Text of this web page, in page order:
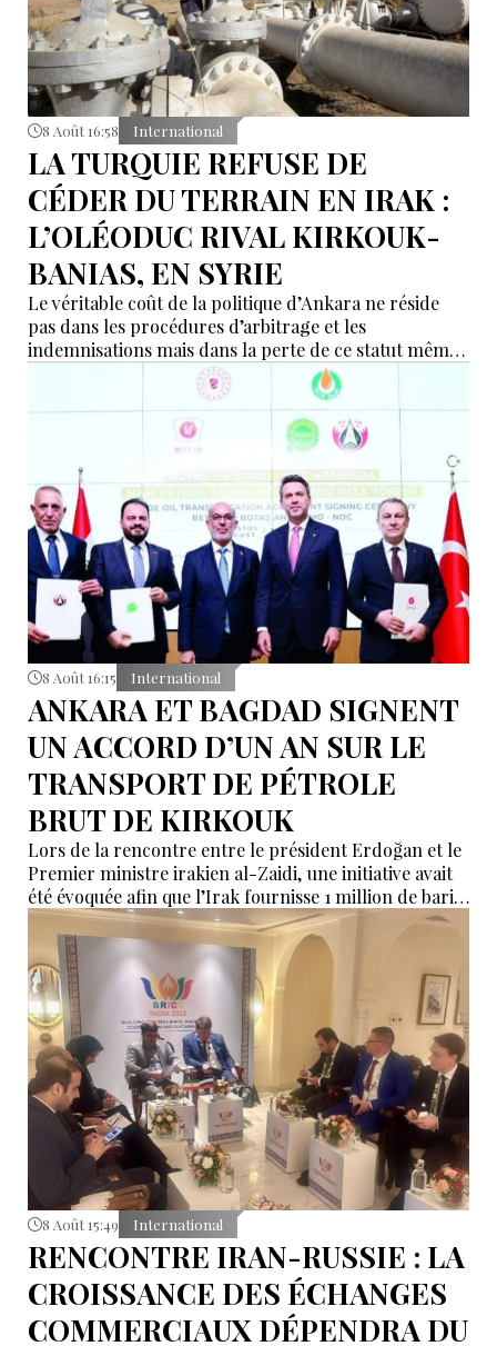
8 Août 16:58 International
LA TURQUIE REFUSE DE
CÉDER DU TERRAIN EN IRAK :
L’OLÉODUC RIVAL KIRKOUK-
BANIAS, EN SYRIE
Le véritable coût de la politique d’Ankara ne réside
pas dans les procédures d’arbitrage et les
indemnisations mais dans la perte de ce statut même
d’« intermédiaire indispensable » que la Turquie a mis
des décennies à construire.
8 Août 16:15 International
ANKARA ET BAGDAD SIGNENT
UN ACCORD D’UN AN SUR LE
TRANSPORT DE PÉTROLE
BRUT DE KIRKOUK
Lors de la rencontre entre le président Erdoğan et le
Premier ministre irakien al-Zaidi, une initiative avait
été évoquée afin que l’Irak fournisse 1 million de barils
de pétrole brut nécessaires aux raffineries turques.
8 Août 15:49 International
RENCONTRE IRAN-RUSSIE : LA
CROISSANCE DES ÉCHANGES
COMMERCIAUX DÉPENDRA DU